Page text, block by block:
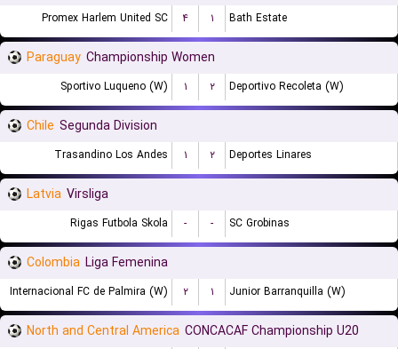
Promex Harlem United SC ۴ ۱ Bath Estate
Paraguay Championship Women
Sportivo Luqueno (W) ۱ ۲ Deportivo Recoleta (W)
Chile Segunda Division
Trasandino Los Andes ۱ ۲ Deportes Linares
Latvia Virsliga
Rigas Futbola Skola - - SC Grobinas
Colombia Liga Femenina
Internacional FC de Palmira (W) ۲ ۱ Junior Barranquilla (W)
North and Central America CONCACAF Championship U20